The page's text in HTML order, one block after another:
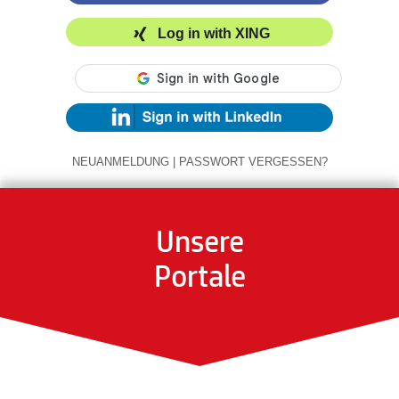
Log in with XING
NEUANMELDUNG | PASSWORT VERGESSEN?
Unsere
Portale